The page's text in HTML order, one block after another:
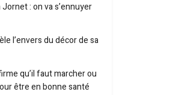
: on va s’ennuyer
l’envers du décor de sa
qu’il faut marcher ou
être en bonne santé